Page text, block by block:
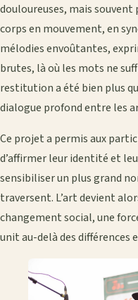
douloureuses, mais souvent
corps en mouvement, en
mélodies envoûtantes,
brutes, là où les mots ne
restitution a été bien plus
dialogue profond entre les
Ce projet a permis aux
d’affirmer leur identité et
sensibiliser un plus grand
traversent. L’art devient
changement social, une
unit au-delà des différences